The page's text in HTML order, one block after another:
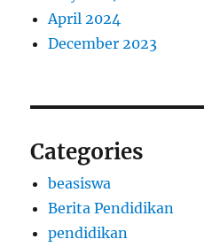
April 2024
December 2023
Categories
beasiswa
Berita Pendidikan
pendidikan